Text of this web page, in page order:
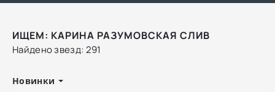
ИЩЕМ: КАРИНА РАЗУМОВСКАЯ СЛИВ
Найдено звезд: 291
Новинки